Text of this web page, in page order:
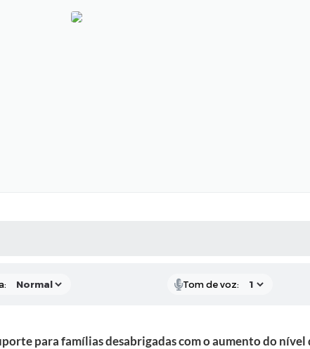
Tom de voz:
para famílias desabrigadas com o aumento do